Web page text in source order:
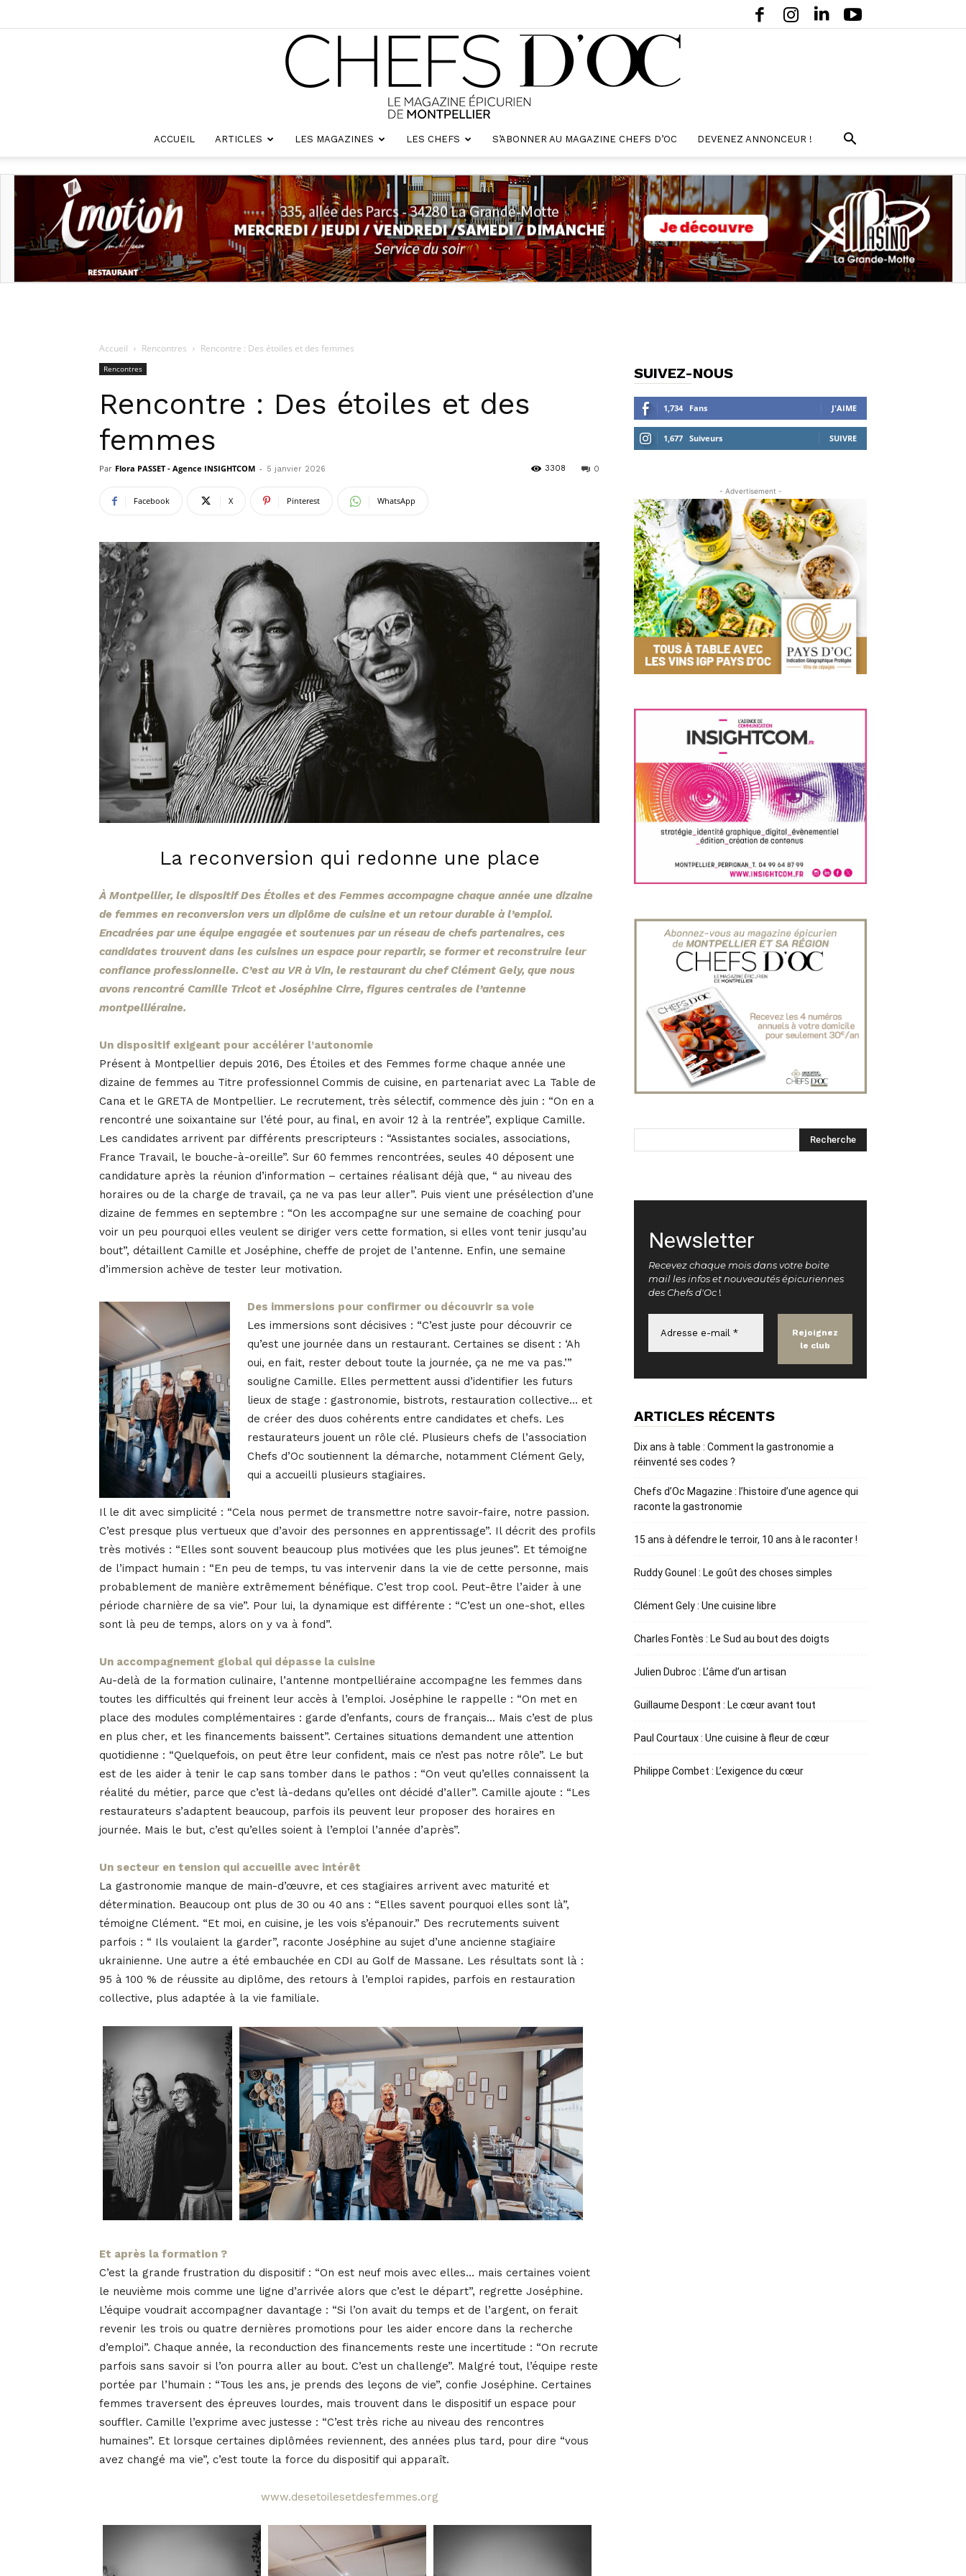
d'oc
ACCUEIL ARTICLES LES MAGAZINES LES CHEFS S’ABONNER AU MAGAZINE CHEFS D’OC DEVENEZ ANNONCEUR !
Accueil Rencontres Rencontre : Des étoiles et des femmes
Rencontres
Rencontre : Des étoiles et des
femmes
Par Flora PASSET - Agence INSIGHTCOM - 5 janvier 2026 0
3308
Facebook X Pinterest WhatsApp
La reconversion qui redonne une place
À Montpellier, le dispositif Des Étoiles et des Femmes accompagne chaque année une dizaine
de femmes en reconversion vers un diplôme de cuisine et un retour durable à l’emploi.
Encadrées par une équipe engagée et soutenues par un réseau de chefs partenaires, ces
candidates trouvent dans les cuisines un espace pour repartir, se former et reconstruire leur
confiance professionnelle. C’est au VR à Vin, le restaurant du chef Clément Gely, que nous
avons rencontré Camille Tricot et Joséphine Cirre, figures centrales de l’antenne
montpelliéraine.
Un dispositif exigeant pour accélérer l’autonomie
Présent à Montpellier depuis 2016, Des Étoiles et des Femmes forme chaque année une
dizaine de femmes au Titre professionnel Commis de cuisine, en partenariat avec La Table de
Cana et le GRETA de Montpellier. Le recrutement, très sélectif, commence dès juin : “On en a
rencontré une soixantaine sur l’été pour, au final, en avoir 12 à la rentrée”, explique Camille.
Les candidates arrivent par différents prescripteurs : “Assistantes sociales, associations,
France Travail, le bouche-à-oreille”. Sur 60 femmes rencontrées, seules 40 déposent une
candidature après la réunion d’information – certaines réalisant déjà que, “ au niveau des
horaires ou de la charge de travail, ça ne va pas leur aller”. Puis vient une présélection d’une
dizaine de femmes en septembre : “On les accompagne sur une semaine de coaching pour
voir un peu pourquoi elles veulent se diriger vers cette formation, si elles vont tenir jusqu’au
bout”, détaillent Camille et Joséphine, cheffe de projet de l’antenne. Enfin, une semaine
d’immersion achève de tester leur motivation.
Des immersions pour confirmer ou découvrir sa voie
Les immersions sont décisives : “C’est juste pour découvrir ce
qu’est une journée dans un restaurant. Certaines se disent : ‘Ah
oui, en fait, rester debout toute la journée, ça ne me va pas.’”
souligne Camille. Elles permettent aussi d’identifier les futurs
lieux de stage : gastronomie, bistrots, restauration collective… et
de créer des duos cohérents entre candidates et chefs. Les
restaurateurs jouent un rôle clé. Plusieurs chefs de l’association
Chefs d’Oc soutiennent la démarche, notamment Clément Gely,
qui a accueilli plusieurs stagiaires.
Il le dit avec simplicité : “Cela nous permet de transmettre notre savoir-faire, notre passion.
C’est presque plus vertueux que d’avoir des personnes en apprentissage”. Il décrit des profils
très motivés : “Elles sont souvent beaucoup plus motivées que les plus jeunes”. Et témoigne
de l’impact humain : “En peu de temps, tu vas intervenir dans la vie de cette personne, mais
probablement de manière extrêmement bénéfique. C’est trop cool. Peut-être l’aider à une
période charnière de sa vie”. Pour lui, la dynamique est différente : “C’est un one-shot, elles
sont là peu de temps, alors on y va à fond”.
Un accompagnement global qui dépasse la cuisine
Au-delà de la formation culinaire, l’antenne montpelliéraine accompagne les femmes dans
toutes les difficultés qui freinent leur accès à l’emploi. Joséphine le rappelle : “On met en
place des modules complémentaires : garde d’enfants, cours de français… Mais c’est de plus
en plus cher, et les financements baissent”. Certaines situations demandent une attention
quotidienne : “Quelquefois, on peut être leur confident, mais ce n’est pas notre rôle”. Le but
est de les aider à tenir le cap sans tomber dans le pathos : “On veut qu’elles connaissent la
réalité du métier, parce que c’est là-dedans qu’elles ont décidé d’aller”. Camille ajoute : “Les
restaurateurs s’adaptent beaucoup, parfois ils peuvent leur proposer des horaires en
journée. Mais le but, c’est qu’elles soient à l’emploi l’année d’après”.
Un secteur en tension qui accueille avec intérêt
La gastronomie manque de main-d’œuvre, et ces stagiaires arrivent avec maturité et
détermination. Beaucoup ont plus de 30 ou 40 ans : “Elles savent pourquoi elles sont là”,
témoigne Clément. “Et moi, en cuisine, je les vois s’épanouir.” Des recrutements suivent
parfois : “ Ils voulaient la garder”, raconte Joséphine au sujet d’une ancienne stagiaire
ukrainienne. Une autre a été embauchée en CDI au Golf de Massane. Les résultats sont là :
95 à 100 % de réussite au diplôme, des retours à l’emploi rapides, parfois en restauration
collective, plus adaptée à la vie familiale.
Et après la formation ?
C’est la grande frustration du dispositif : “On est neuf mois avec elles… mais certaines voient
le neuvième mois comme une ligne d’arrivée alors que c’est le départ”, regrette Joséphine.
L’équipe voudrait accompagner davantage : “Si l’on avait du temps et de l’argent, on ferait
revenir les trois ou quatre dernières promotions pour les aider encore dans la recherche
d’emploi”. Chaque année, la reconduction des financements reste une incertitude : “On recrute
parfois sans savoir si l’on pourra aller au bout. C’est un challenge”. Malgré tout, l’équipe reste
portée par l’humain : “Tous les ans, je prends des leçons de vie”, confie Joséphine. Certaines
femmes traversent des épreuves lourdes, mais trouvent dans le dispositif un espace pour
souffler. Camille l’exprime avec justesse : “C’est très riche au niveau des rencontres
humaines”. Et lorsque certaines diplômées reviennent, des années plus tard, pour dire “vous
avez changé ma vie”, c’est toute la force du dispositif qui apparaît.
www.desetoilesetdesfemmes.org
SUIVEZ-NOUS
1,734 Fans J'AIME
1,677 Suiveurs SUIVRE
- Advertisement -
Newsletter
Recevez chaque mois dans votre boite
mail les infos et nouveautés épicuriennes
des Chefs d'Oc !
ARTICLES RÉCENTS
Dix ans à table : Comment la gastronomie a
réinventé ses codes ?
Chefs d’Oc Magazine : l’histoire d’une agence qui
raconte la gastronomie
15 ans à défendre le terroir, 10 ans à le raconter !
Ruddy Gounel : Le goût des choses simples
Clément Gely : Une cuisine libre
Charles Fontès : Le Sud au bout des doigts
Julien Dubroc : L’âme d’un artisan
Guillaume Despont : Le cœur avant tout
Paul Courtaux : Une cuisine à fleur de cœur
Philippe Combet : L’exigence du cœur